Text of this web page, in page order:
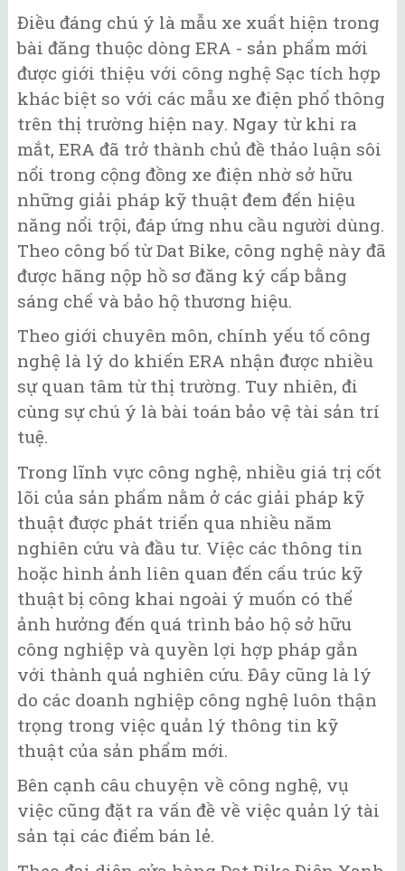
Điều đáng chú ý là mẫu xe xuất hiện trong
bài đăng thuộc dòng ERA - sản phẩm mới
được giới thiệu với công nghệ Sạc tích hợp
khác biệt so với các mẫu xe điện phổ thông
trên thị trường hiện nay. Ngay từ khi ra
mắt, ERA đã trở thành chủ đề thảo luận sôi
nổi trong cộng đồng xe điện nhờ sở hữu
những giải pháp kỹ thuật đem đến hiệu
năng nổi trội, đáp ứng nhu cầu người dùng.
Theo công bố từ Dat Bike, công nghệ này đã
được hãng nộp hồ sơ đăng ký cấp bằng
sáng chế và bảo hộ thương hiệu.
Theo giới chuyên môn, chính yếu tố công
nghệ là lý do khiến ERA nhận được nhiều
sự quan tâm từ thị trường. Tuy nhiên, đi
cùng sự chú ý là bài toán bảo vệ tài sản trí
tuệ.
Trong lĩnh vực công nghệ, nhiều giá trị cốt
lõi của sản phẩm nằm ở các giải pháp kỹ
thuật được phát triển qua nhiều năm
nghiên cứu và đầu tư. Việc các thông tin
hoặc hình ảnh liên quan đến cấu trúc kỹ
thuật bị công khai ngoài ý muốn có thể
ảnh hưởng đến quá trình bảo hộ sở hữu
công nghiệp và quyền lợi hợp pháp gắn
với thành quả nghiên cứu. Đây cũng là lý
do các doanh nghiệp công nghệ luôn thận
trọng trong việc quản lý thông tin kỹ
thuật của sản phẩm mới.
Bên cạnh câu chuyện về công nghệ, vụ
việc cũng đặt ra vấn đề về việc quản lý tài
sản tại các điểm bán lẻ.